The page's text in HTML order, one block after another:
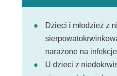
Dzieci i młodzież z
narażone na
U dzieci z